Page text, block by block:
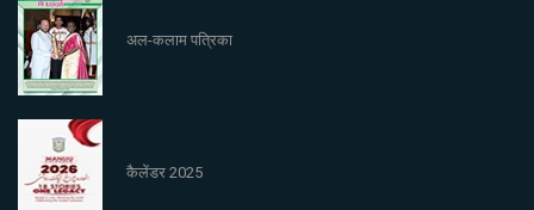
अल-कलाम पत्रिका
कैलेंडर 2025